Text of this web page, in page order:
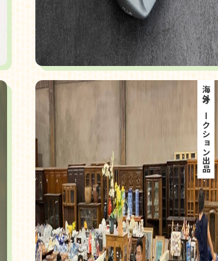
海外オークション出品